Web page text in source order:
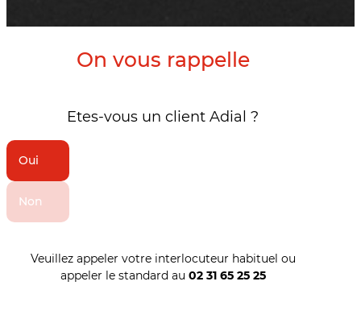
On vous rappelle
Etes-vous un client Adial ?
Oui
Non
Veuillez appeler votre interlocuteur habituel ou
appeler le standard au 02 31 65 25 25